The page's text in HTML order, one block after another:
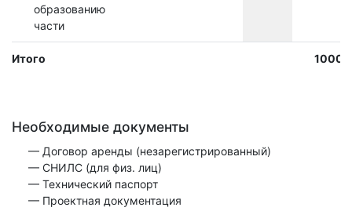
образованию
части
Итого
Необходимые документы
— Договор аренды (незарегистрированный)
— СНИЛС (для физ. лиц)
— Технический паспорт
— Проектная документация